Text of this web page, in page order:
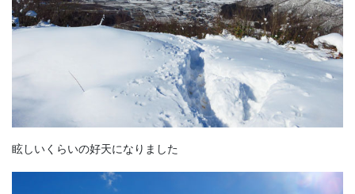
眩しいくらいの好天になりました